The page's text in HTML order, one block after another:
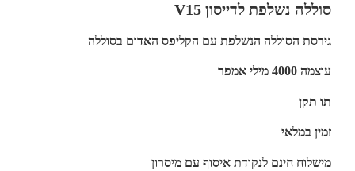
סוללה נשלפת לדייסון V15
גירסת הסוללה הנשלפת עם הקליפס האדום בסוללה
עוצמה 4000 מילי אמפר
תו תקן
זמין במלאי
מישלוח חינם לנקודת איסוף עם מיסרון